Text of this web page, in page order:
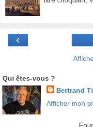
‹
Qui êtes-vous ?
Bertrand
Afficher mon